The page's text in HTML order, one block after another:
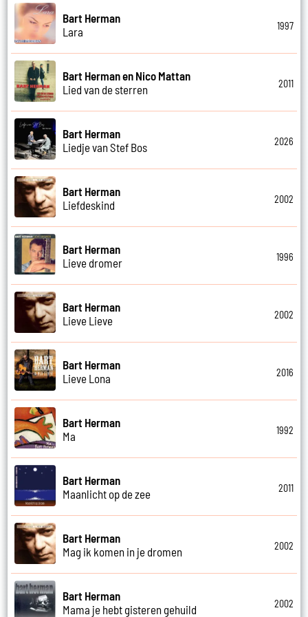
Bart Herman
Lara
1997
Bart Herman en Nico Mattan
Lied van de sterren
2011
Bart Herman
Liedje van Stef Bos
2026
Bart Herman
Liefdeskind
2002
Bart Herman
Lieve dromer
1996
Bart Herman
Lieve Lieve
2002
Bart Herman
Lieve Lona
2016
Bart Herman
Ma
1992
Bart Herman
Maanlicht op de zee
2011
Bart Herman
Mag ik komen in je dromen
2002
Bart Herman
Mama je hebt gisteren gehuild
2002